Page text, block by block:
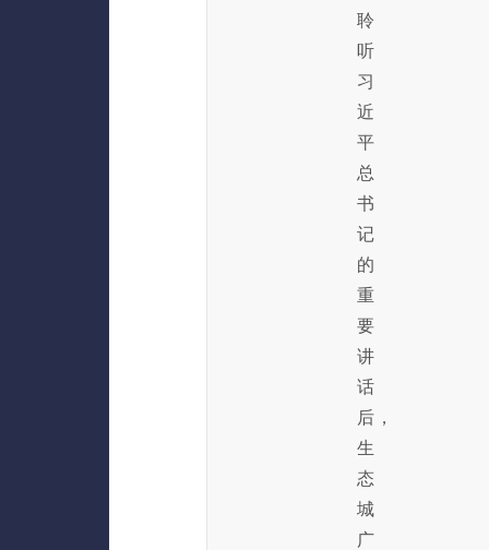
聆
听
习
近
平
总
书
记
的
重
要
讲
话
后，
生
态
城
广